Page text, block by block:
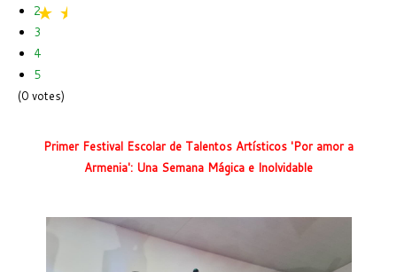
2
3
4
5
(0 votes)
Primer Festival Escolar de Talentos Artísticos 'Por amor a
Armenia': Una Semana Mágica e Inolvidable